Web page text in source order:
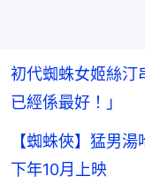
初代蜘蛛女姬絲
已經係最好！」
【蜘蛛俠】猛男
下年10月上映